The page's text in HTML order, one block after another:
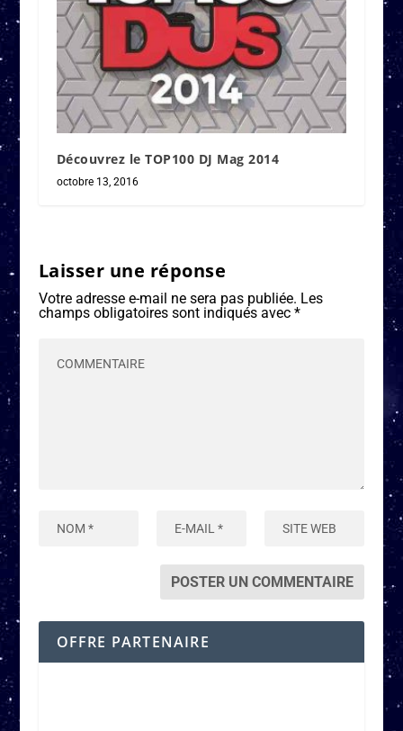
Découvrez le TOP100 DJ Mag 2014
octobre 13, 2016
Laisser une réponse
Votre adresse e-mail ne sera pas publiée. Les
champs obligatoires sont indiqués avec *
OFFRE PARTENAIRE